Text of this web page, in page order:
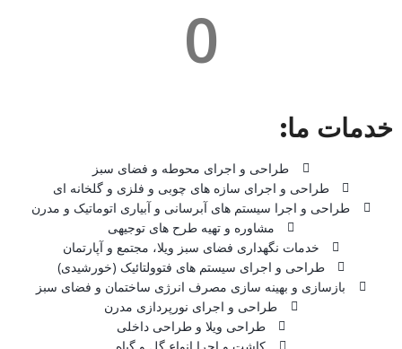
0
خدمات ما:
طراحی و اجرای محوطه و فضای سبز
طراحی و اجرای سازه های چوبی و فلزی و گلخانه ای
طراحی و اجرا سیستم های آبرسانی و آبیاری اتوماتیک و مدرن
مشاوره و تهیه طرح های توجیهی
خدمات نگهداری فضای سبز ویلا، مجتمع و آپارتمان
طراحی و اجرای سیستم های فتوولتائیک (خورشیدی)
بازسازی و بهینه سازی مصرف انرژی ساختمان و فضای سبز
طراحی و اجرای نورپردازی مدرن
طراحی ویلا و طراحی داخلی